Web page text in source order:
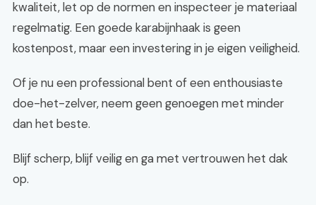
kwaliteit, let op de normen en inspecteer je materiaal
regelmatig. Een goede karabijnhaak is geen
kostenpost, maar een investering in je eigen veiligheid.
Of je nu een professional bent of een enthousiaste
doe-het-zelver, neem geen genoegen met minder
dan het beste.
Blijf scherp, blijf veilig en ga met vertrouwen het dak
op.